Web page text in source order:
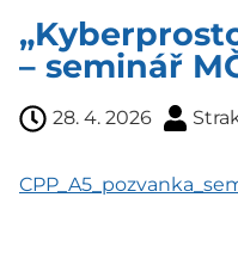
– seminář
28. 4. 2026